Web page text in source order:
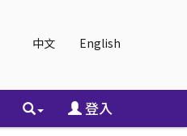
中文 English
登入